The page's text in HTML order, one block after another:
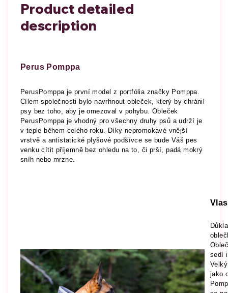
Product detailed
description
Perus Pomppa
PerusPomppa je první model z portfólia značky Pomppa.
Cílem společnosti bylo navrhnout obleček, který by chránil
psy bez toho, aby je omezoval v pohybu. Obleček
PerusPomppa je vhodný pro všechny druhy psů a udrží je
v teple během celého roku. Díky nepromokavé vnější
vrstvě a antistatické plyšové podšívce se bude Váš pes
venku cítit příjemně bez ohledu na to, či prší, padá mokrý
sníh nebo mrzne.
sedí
jako